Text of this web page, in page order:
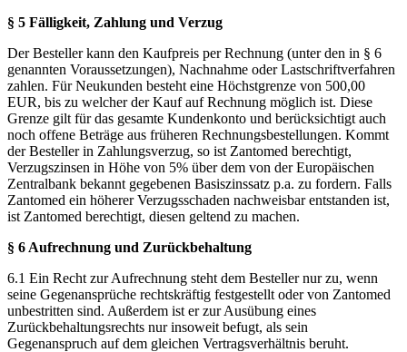
§ 5 Fälligkeit, Zahlung und Verzug
Der Besteller kann den Kaufpreis per Rechnung (unter den in § 6
genannten Voraussetzungen), Nachnahme oder Lastschriftverfahren
zahlen. Für Neukunden besteht eine Höchstgrenze von 500,00
EUR, bis zu welcher der Kauf auf Rechnung möglich ist. Diese
Grenze gilt für das gesamte Kundenkonto und berücksichtigt auch
noch offene Beträge aus früheren Rechnungsbestellungen. Kommt
der Besteller in Zahlungsverzug, so ist Zantomed berechtigt,
Verzugszinsen in Höhe von 5% über dem von der Europäischen
Zentralbank bekannt gegebenen Basiszinssatz p.a. zu fordern. Falls
Zantomed ein höherer Verzugsschaden nachweisbar entstanden ist,
ist Zantomed berechtigt, diesen geltend zu machen.
§ 6 Aufrechnung und Zurückbehaltung
6.1 Ein Recht zur Aufrechnung steht dem Besteller nur zu, wenn
seine Gegenansprüche rechtskräftig festgestellt oder von Zantomed
unbestritten sind. Außerdem ist er zur Ausübung eines
Zurückbehaltungsrechts nur insoweit befugt, als sein
Gegenanspruch auf dem gleichen Vertragsverhältnis beruht.